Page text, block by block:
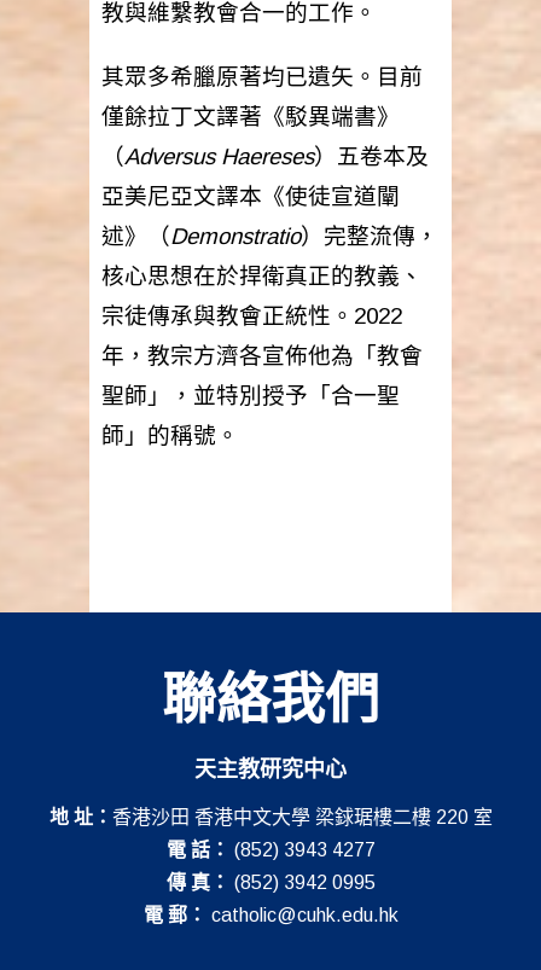
教與維繫教會合一的工作。
其眾多希臘原著均已遺矢。目前
僅餘拉丁文譯著《駁異端書》
（Adversus Haereses）五卷本及
亞美尼亞文譯本《使徒宣道闡
述》（Demonstratio）完整流傳，
核心思想在於捍衛真正的教義、
宗徒傳承與教會正統性。2022
年，教宗方濟各宣佈他為「教會
聖師」，並特別授予「合一聖
師」的稱號。
聯絡我們
天主教研究中心
地 址： 香港沙田 香港中文大學 梁銶琚樓二樓 220 室
電 話： (852) 3943 4277
傳 真： (852) 3942 0995
電 郵： catholic@cuhk.edu.hk